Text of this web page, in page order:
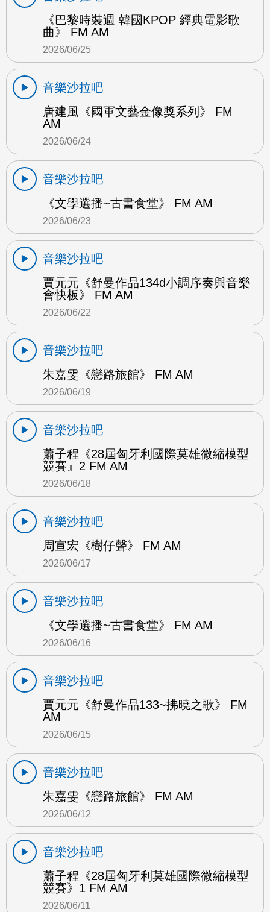
《巴黎時裝週 韓國KPOP 經典電影歌
曲》 FM AM
2026/06/25
音樂沙拉吧
唐建風《國軍文藝金像獎系列》 FM
AM
2026/06/24
音樂沙拉吧
《文學選播~古書食堂》 FM AM
2026/06/23
音樂沙拉吧
賈元元《舒曼作品134d小調序奏與音樂
會快板》 FM AM
2026/06/22
音樂沙拉吧
朱嘉雯《戀路旅館》 FM AM
2026/06/19
音樂沙拉吧
蕭子程《28屆匈牙利國際莫雄微縮模型
競賽』2 FM AM
2026/06/18
音樂沙拉吧
周宣宏《樹仔聲》 FM AM
2026/06/17
音樂沙拉吧
《文學選播~古書食堂》 FM AM
2026/06/16
音樂沙拉吧
賈元元《舒曼作品133~拂曉之歌》 FM
AM
2026/06/15
音樂沙拉吧
朱嘉雯《戀路旅館》 FM AM
2026/06/12
音樂沙拉吧
蕭子程《28屆匈牙利莫雄國際微縮模型
競賽》1 FM AM
2026/06/11